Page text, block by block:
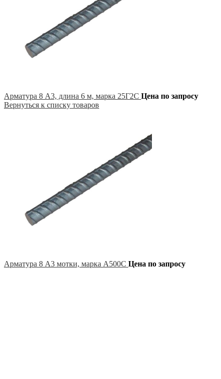
Арматура 8 А3, длина 6 м, марка 25Г2С Цена по запросу
Вернуться к списку товаров
Арматура 8 А3 мотки, марка А500С Цена по запросу